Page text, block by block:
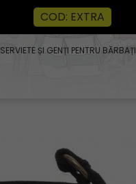
COD: EXTRA
SERVIETE ȘI GENȚI PENTRU BĂRBAȚI